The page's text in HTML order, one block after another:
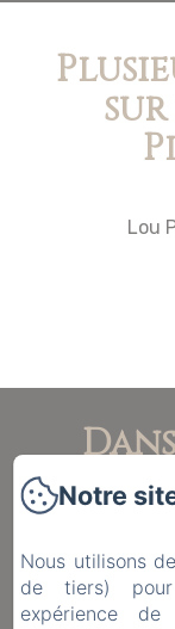
Lou
Chamonix :
Notre
Nous utilisons
de tiers)
expérience